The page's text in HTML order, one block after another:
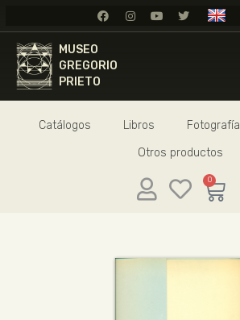
MUSEO
GREGORIO
PRIETO
Catálogos Libros Fotografía
Otros productos
0
GREGORIO PRIETO
TIENDA